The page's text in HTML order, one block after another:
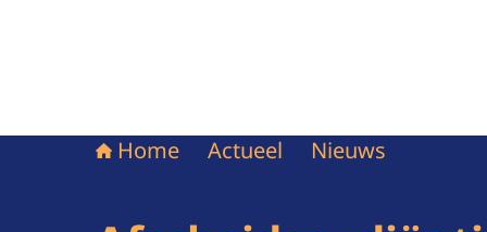
Home Actueel Nieuws